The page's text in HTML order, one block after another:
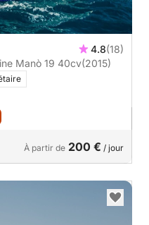
4.8(18)
Bateau sans permis Mano Marine Manò 19 40cv(2015)
À partir de 200 € / jour